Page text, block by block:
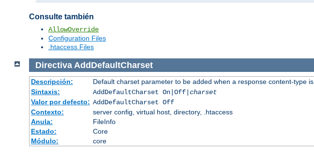
Consulte también
AllowOverride
Configuration Files
.htaccess Files
Directiva AddDefaultCharset
Descripción: Default charset parameter to be added when a response content-type is
Sintaxis:
AddDefaultCharset On|Off| charset
Valor por defecto: AddDefaultCharset Off
Contexto:
server config, virtual host, directory, .htaccess
Anula:
FileInfo
Estado:
Core
Módulo:
core